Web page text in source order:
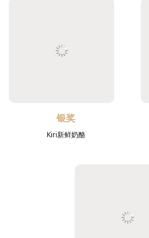
银奖
Kiri新鲜奶酪